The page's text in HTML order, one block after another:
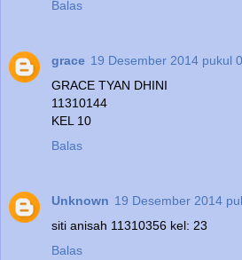
Balas
grace 19 Desember 2014 pukul
GRACE TYAN DHINI
11310144
KEL 10
Balas
Unknown 19 Desember 2014
siti anisah 11310356 kel: 23
Balas